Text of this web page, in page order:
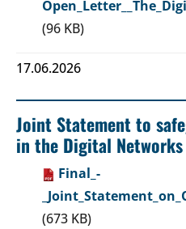
(96 KB)
17.06.2026
Joint Statement to
in the Digital
Final_-
(673 KB)